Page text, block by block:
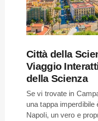
Città della
Viaggio
della Scienza
Se vi trovate in
una tappa
Napoli, un vero e